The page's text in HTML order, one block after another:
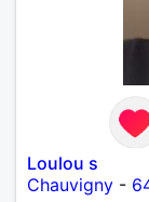
Loulou s
Chauvigny -